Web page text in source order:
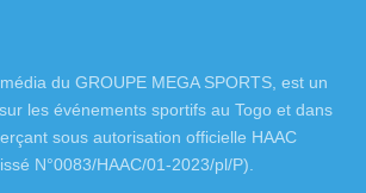
du GROUPE MEGA SPORTS, est un
les événements sportifs au Togo et dans
sous autorisation officielle HAAC
N°0083/HAAC/01-2023/pl/P).